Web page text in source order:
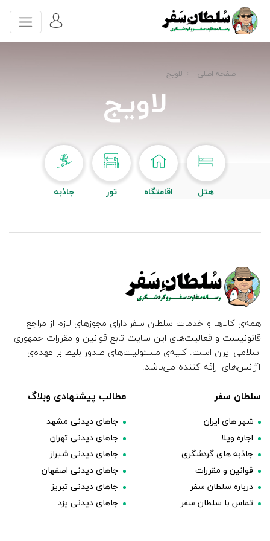
لاویج
هتل اقامتگاه تور جاذبه
صفحه اصلی لاویج
همه‌ی کالاها و خدمات سلطان سفر دارای مجوزهای لازم از مراجع
قانونیست و فعالیت‌های این سایت تابع قوانین و مقررات جمهوری
اسلامی ایران است. کلیه‌ی مسئولیت‌های صدور بلیط بر عهده‌ی
آژانس‌های ارائه کننده می‌باشد.
سلطان سفر
شهر های ایران
اجاره ویلا
جاذبه های گردشگری
قوانین و مقررات
درباره سلطان سفر
تماس با سلطان سفر
مطالب پیشنهادی وبلاگ
جاهای دیدنی مشهد
جاهای دیدنی تهران
جاهای دیدنی شیراز
جاهای دیدنی اصفهان
جاهای دیدنی تبریز
جاهای دیدنی یزد